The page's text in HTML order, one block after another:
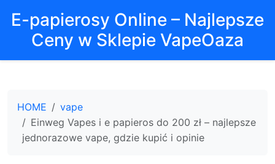
E-papierosy Online – Najlepsze
Ceny w Sklepie VapeOaza
HOME
vape
Einweg Vapes i e papieros do 200 zł – najlepsze
jednorazowe vape, gdzie kupić i opinie